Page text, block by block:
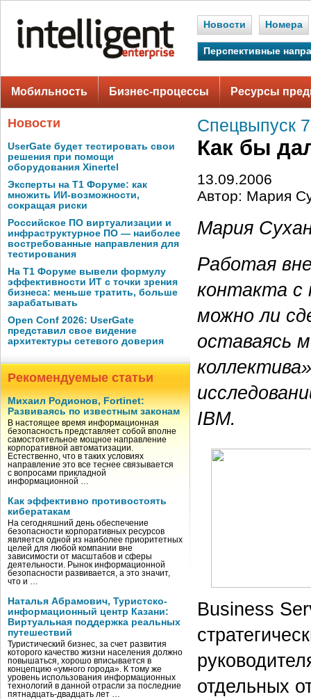
Новости Номера
Перспективные
Мобильность Бизнес-процессы Ресурсы
Новости
UserGate будет тестировать свои
решения при помощи
оборудования Xinertel
Эксперты на Т1 Форуме: как
множить ИИ-возможности,
сокращая риски
Российское ПО виртуализации и
инфраструктурное ПО — наиболее
востребованные направления для
тестирования
На Т1 Форуме вывели формулу
эффективности ИТ с точки зрения
бизнеса: меньше тратить, больше
зарабатывать
Open Conf 2026: UserGate
представил свое видение
архитектуры сетевого доверия
Рекомендуемые статьи
Михаил Родионов, Fortinet:
Развиваясь по известным законам
В настоящее время информационная
безопасность представляет собой вполне
самостоятельное мощное направление
корпоративной автоматизации.
Естественно, что в таких условиях
направление это все теснее связывается
с вопросами прикладной
информационной …
Как эффективно противостоять
кибератакам
На сегодняшний день обеспечение
безопасности корпоративных ресурсов
является одной из наиболее приоритетных
целей для любой компании вне
зависимости от масштабов и сферы
деятельности. Рынок информационной
безопасности развивается, а это значит,
что и …
Наталья Абрамович, Туристско-
информационный центр Казани:
Виртуальная поддержка реальных
путешествий
Туристический бизнес, за счет развития
которого качество жизни населения должно
повышаться, хорошо вписывается в
концепцию «умного города». К тому же
уровень использования информационных
технологий в данной отрасли за последние
пятнадцать-двадцать лет …
Спецвыпуск
Как бы
13.09.2006
Автор: Мария
Мария
Работая
контакта с
можно ли
оставаясь
IBM.
Business
отдельных